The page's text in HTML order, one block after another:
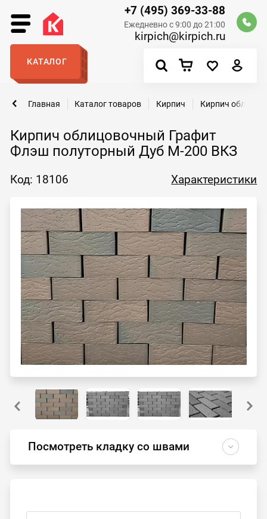
+7 (495) 369-33-88
Ежедневно с 9:00 до 21:00
kirpich@kirpich.ru
КАТАЛОГ
Кирпич облицовочный Графит
Флэш полуторный Дуб М-200 ВКЗ
Главная Каталог товаров Кирпич Кирпич
Код: 18106 Характеристики
Посмотреть кладку со швами